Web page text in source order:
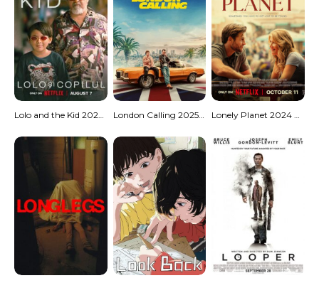
London Calling 2025 Online Subtitrat